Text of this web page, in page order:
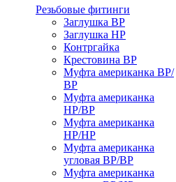
Резьбовые фитинги
Заглушка ВР
Заглушка НР
Контргайка
Крестовина ВР
Муфта американка ВР/
ВР
Муфта американка
НР/ВР
Муфта американка
НР/НР
Муфта американка
угловая ВР/ВР
Муфта американка